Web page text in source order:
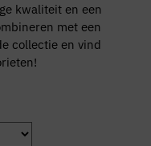
kwaliteit en een
met een
collectie en vind